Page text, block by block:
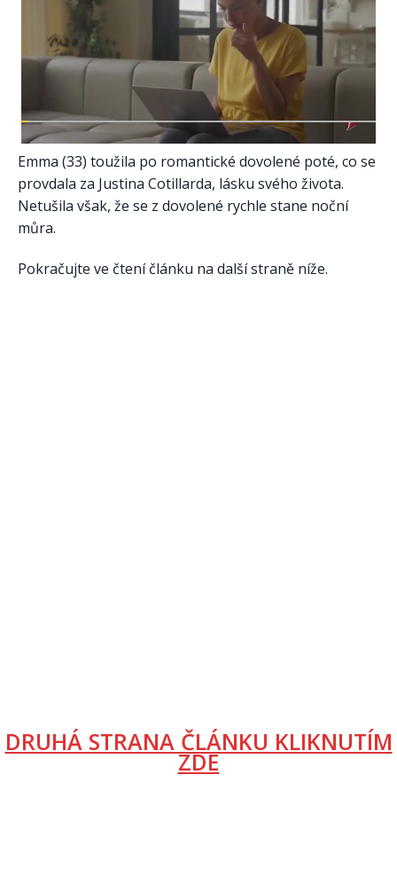
Emma (33) toužila po romantické dovolené poté, co se
provdala za Justina Cotillarda, lásku svého života.
Netušila však, že se z dovolené rychle stane noční
můra.
Pokračujte ve čtení článku na další straně níže.
DRUHÁ STRANA ČLÁNKU KLIKNUTÍM
ZDE